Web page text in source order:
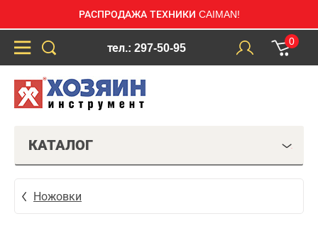
РАСПРОДАЖА ТЕХНИКИ CAIMAN!
тел.: 297-50-95
0
КАТАЛОГ
Ножовки